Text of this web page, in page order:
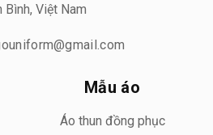
Bình, Việt Nam
Mẫu áo
Áo thun đồng phục